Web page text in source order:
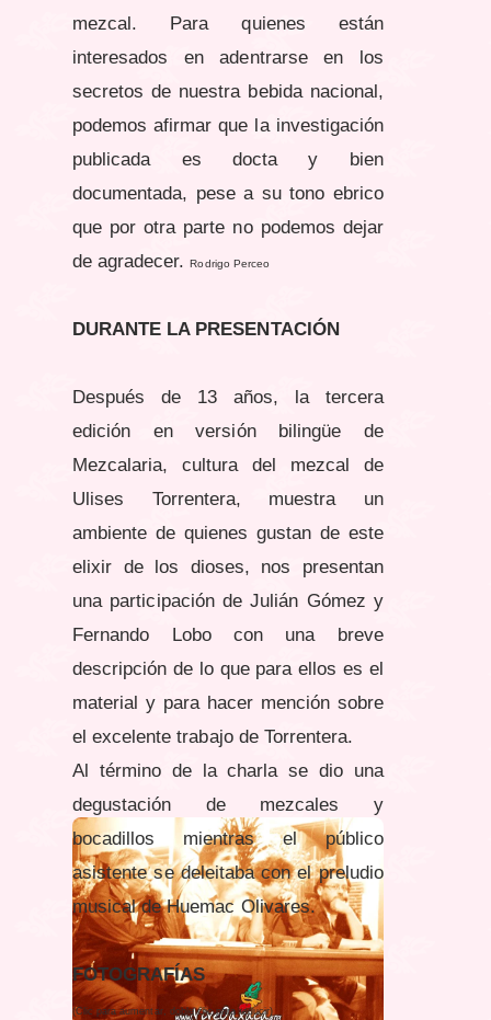
mezcal. Para quienes están
interesados en adentrarse en los
secretos de nuestra bebida nacional,
podemos afirmar que la investigación
publicada es docta y bien
documentada, pese a su tono ebrico
que por otra parte no podemos dejar
de agradecer.Rodrigo Perceo
DURANTE LA PRESENTACIÓN
Después de 13 años, la tercera
edición en versión bilingüe de
Mezcalaria, cultura del mezcal de
Ulises Torrentera, muestra un
ambiente de quienes gustan de este
elixir de los dioses, nos presentan
una participación de Julián Gómez y
Fernando Lobo con una breve
descripción de lo que para ellos es el
material y para hacer mención sobre
el excelente trabajo de Torrentera.
Al término de la charla se dio una
degustación de mezcales y
bocadillos mientras el público
asistente se deleitaba con el preludio
musical de Huemac Olivares.
FOTOGRAFÍAS
(Clic para aumentar, doble clic para reducir)